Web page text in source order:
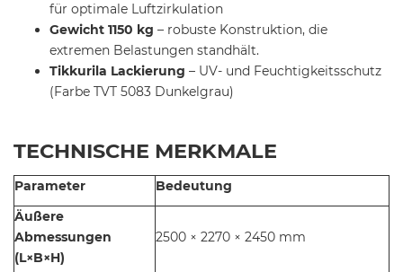
für optimale Luftzirkulation
Gewicht 1150 kg – robuste Konstruktion, die
extremen Belastungen standhält.
Tikkurila Lackierung – UV- und Feuchtigkeitsschutz
(Farbe TVT 5083 Dunkelgrau)
TECHNISCHE MERKMALE
Parameter
Bedeutung
Äußere
Abmessungen
(L×B×H)
2500 × 2270 × 2450 mm